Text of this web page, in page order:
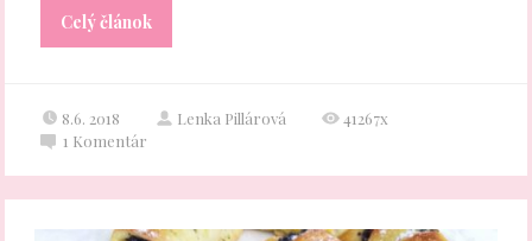
Celý článok
8.6. 2018 Lenka Pillárová
41267x
1 Komentár